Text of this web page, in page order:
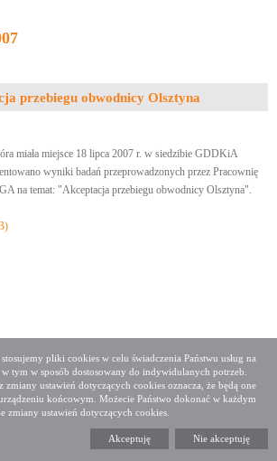
pliki cookies w celu świadczenia Państwu usług na
tym w sposób dostosowany do indywidulanych potrzeb.
ustawień dotyczących cookies oznacza, że będą one
końcowym. Możecie Państwo dokonać w każdym
zmiany ustawień dotyczących cookies.
Akceptuję Nie akceptuję
przebiegu obwodnicy Olsztyna
miała miejsce 18 lipca 2007 r. w siedzibie GDDKiA
wyniki badań przeprowadzonych przez Pracownię
na temat: "Akceptacja przebiegu obwodnicy Olsztyna".
Mapa serwisu
Twitter Facebook Linkedin
Copyright 2015 GDDKiA
ul. Wronia 53, 00-874 Warszawa, Tel +48 22 375 88 88